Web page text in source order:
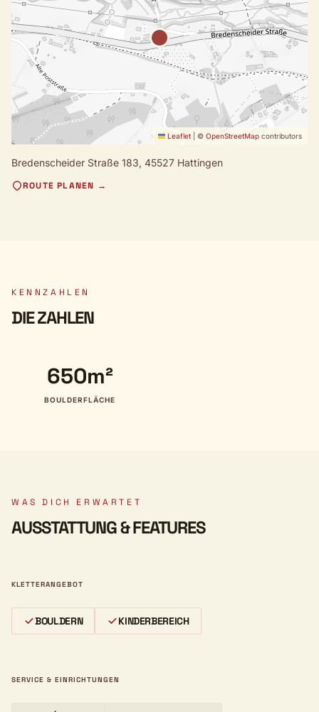
Leaflet © OpenStreetMap contributors
Bredenscheider Straße 183, 45527 Hattingen
ROUTE PLANEN →
KENNZAHLEN
DIE ZAHLEN
650m²
BOULDERFLÄCHE
WAS DICH ERWARTET
AUSSTATTUNG & FEATURES
KLETTERANGEBOT
BOULDERN KINDERBEREICH
SERVICE & EINRICHTUNGEN